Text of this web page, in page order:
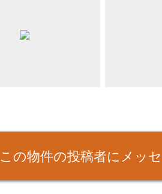
この物件の投稿者にメッ